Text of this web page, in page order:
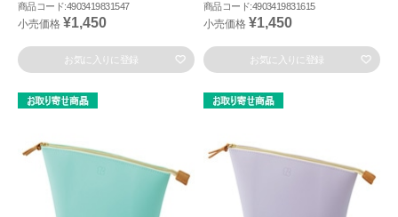
商品コード:4903419831547
小売価格 ¥1,450
お気に入りに登録
商品コード:4903419831615
小売価格 ¥1,450
お気に入りに登録